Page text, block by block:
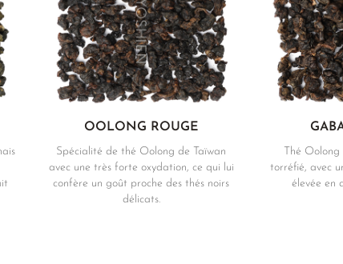
OOLONG ROUGE
Spécialité de thé Oolong de Taïwan
avec une très forte oxydation, ce qui lui
confère un goût proche des thés noirs
délicats.
Thé
torréfié, avec
élevée en